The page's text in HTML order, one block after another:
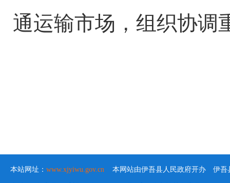
通运输市场，组织协调
本站网址： www.xjyiwu.gov.cn 本网站由伊吾县人民政府开办 伊吾